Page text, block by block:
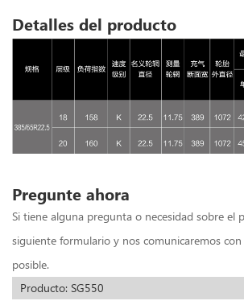
Detalles del producto
Pregunte ahora
Si tiene alguna pregunta o necesidad sobre el
siguiente formulario y nos comunicaremos
posible.